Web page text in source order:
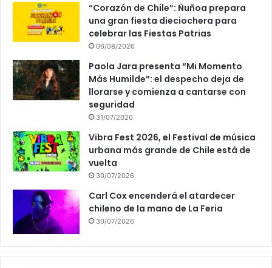
“Corazón de Chile”: Ñuñoa prepara
una gran fiesta dieciochera para
celebrar las Fiestas Patrias
06/08/2026
Paola Jara presenta “Mi Momento
Más Humilde”: el despecho deja de
llorarse y comienza a cantarse con
seguridad
31/07/2026
Vibra Fest 2026, el Festival de música
urbana más grande de Chile está de
vuelta
30/07/2026
Carl Cox encenderá el atardecer
chileno de la mano de La Feria
30/07/2026